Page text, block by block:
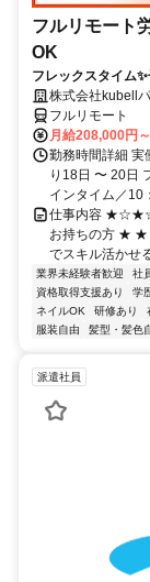
フルリモート
OK
フレックスタイム
株式会社kubell
フルリモート
月給208,000円
勤務時間詳細 実
り18日 〜 20日
インタイム／10
仕事内容
お持ちの方 ★ ★
でスキル活
業界未経験者歓迎 社
資格取得支援あり
学
ネイルOK
研修あり
服装自由
髪型・髪色
派遣社員